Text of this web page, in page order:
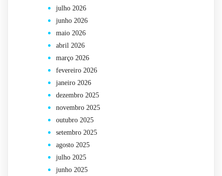
julho 2026
junho 2026
maio 2026
abril 2026
março 2026
fevereiro 2026
janeiro 2026
dezembro 2025
novembro 2025
outubro 2025
setembro 2025
agosto 2025
julho 2025
junho 2025